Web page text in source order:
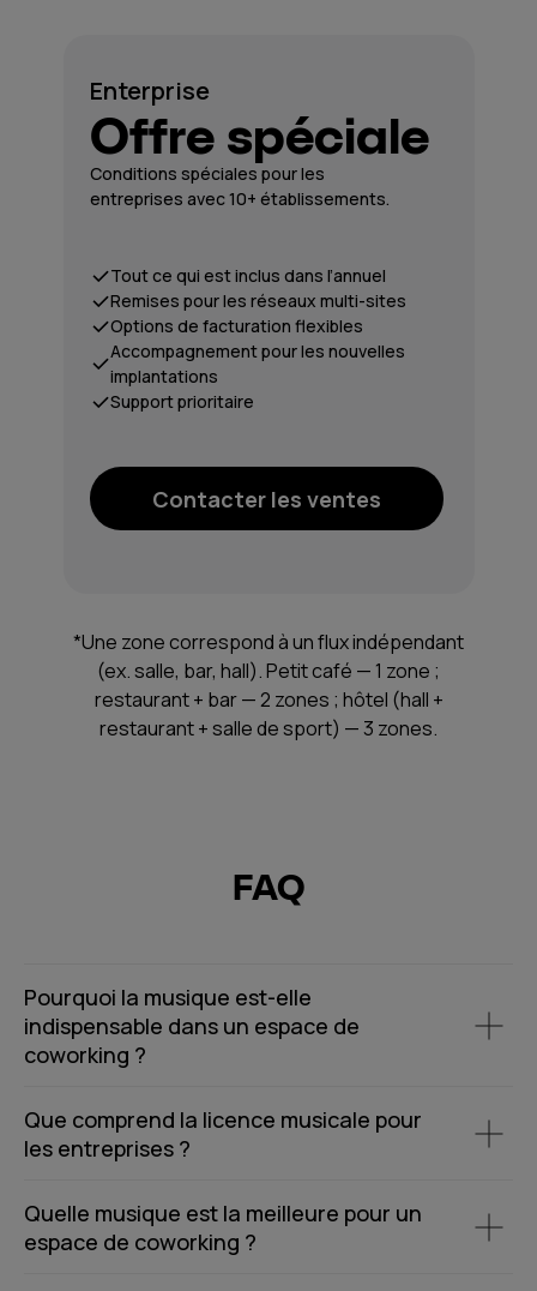
*Une zone correspond à un flux indépendant
(ex. salle, bar, hall). Petit café — 1 zone ;
restaurant + bar — 2 zones ; hôtel (hall +
restaurant + salle de sport) — 3 zones.
Enterprise
Offre spéciale
Conditions spéciales pour les
entreprises avec 10+ établissements.
Contacter les ventes
Tout ce qui est inclus dans l’annuel
Remises pour les réseaux multi-sites
Options de facturation flexibles
Accompagnement pour les nouvelles
implantations
Support prioritaire
FAQ
Pourquoi la musique est-elle
indispensable dans un espace de
coworking ?
Que comprend la licence musicale pour
les entreprises ?
Quelle musique est la meilleure pour un
espace de coworking ?